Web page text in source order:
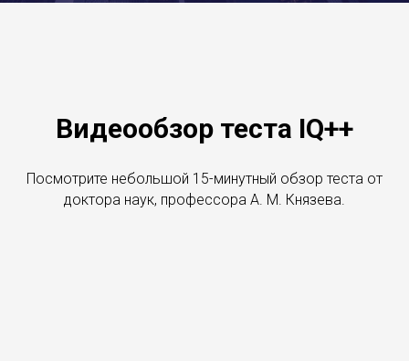
Видеообзор теста IQ++
Посмотрите небольшой 15-минутный обзор теста от
доктора наук, профессора А. М. Князева.